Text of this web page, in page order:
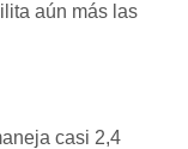
aún más las
casi 2,4